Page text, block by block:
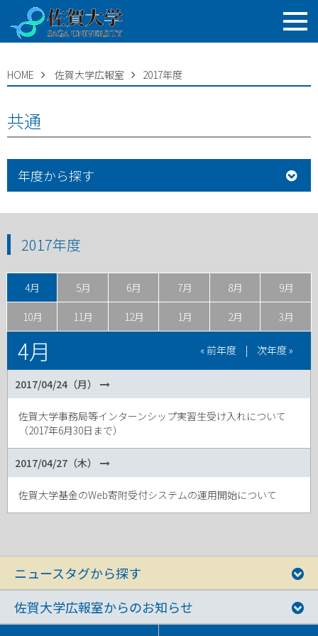
HOME 佐賀大学広報室 2017年度
共通
年度から探す
2017年度
4月 5月 6月 7月 8月 9月
10月 11月 12月 1月 2月 3月
4月 « 前年度 | 次年度 »
2017/04/24（月）
佐賀大学事務局等インターンシップ実習生受け入れについて
（2017年6月30日まで）
2017/04/27（木）
佐賀大学基金のWeb寄附受付システムの運用開始について
ニュースタグから探す
佐賀大学広報室からのお知らせ